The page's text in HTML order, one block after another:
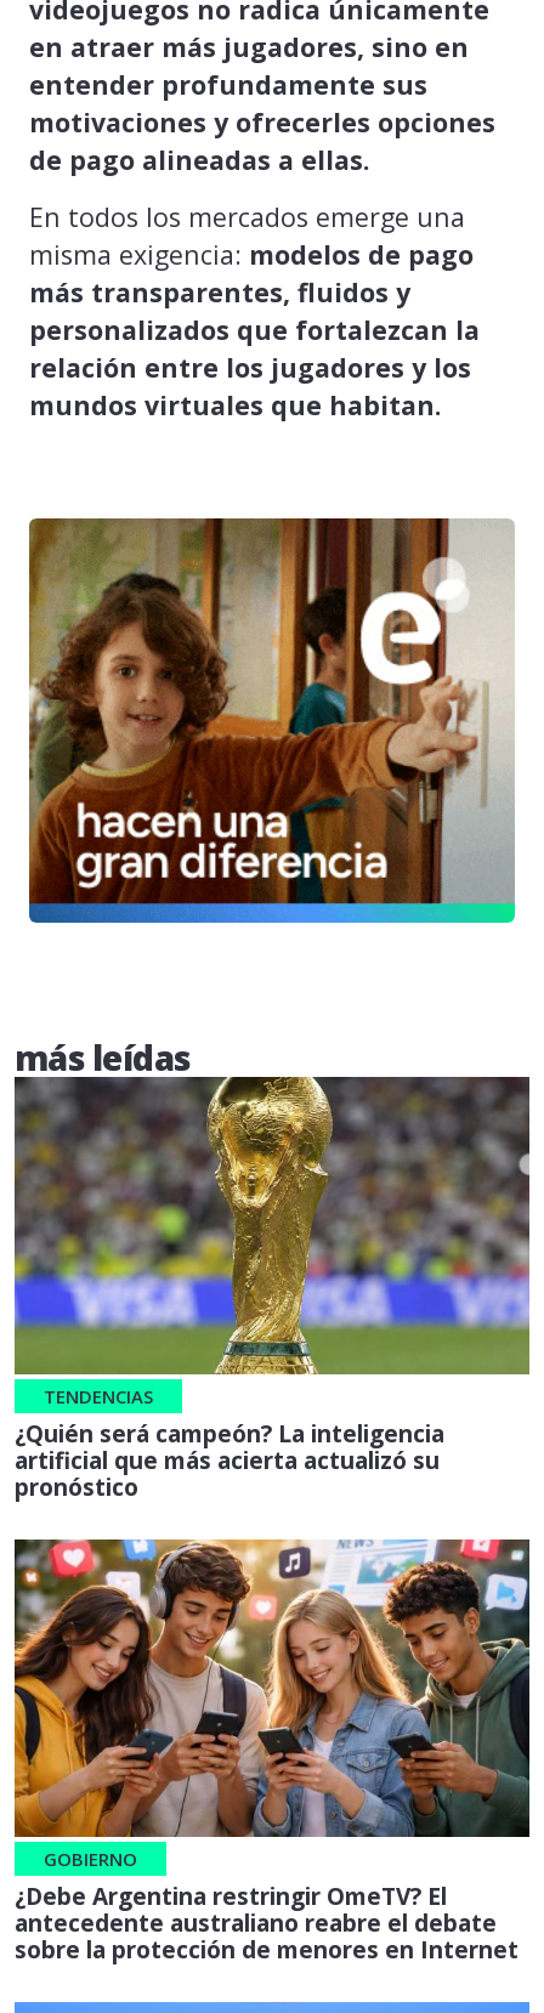
videojuegos no radica únicamente
en atraer más jugadores, sino en
entender profundamente sus
motivaciones y ofrecerles opciones
de pago alineadas a ellas.
En todos los mercados emerge una
misma exigencia: modelos de pago
más transparentes, fluidos y
personalizados que fortalezcan la
relación entre los jugadores y los
mundos virtuales que habitan.
más leídas
TENDENCIAS
¿Quién será campeón? La inteligencia
artificial que más acierta actualizó su
pronóstico
GOBIERNO
¿Debe Argentina restringir OmeTV? El
antecedente australiano reabre el debate
sobre la protección de menores en Internet